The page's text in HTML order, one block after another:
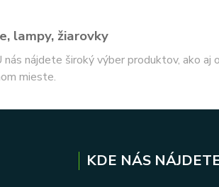
lampy, žiarovky
nájdete široký výber produktov, ako aj
mieste.
KDE NÁS